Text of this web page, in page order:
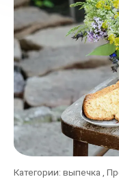
Категории: выпечка ,